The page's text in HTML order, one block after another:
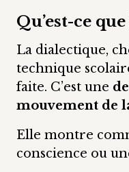
Qu’est-ce
La dialectique,
technique
faite. C’est une
mouvement de
Elle montre
conscience ou